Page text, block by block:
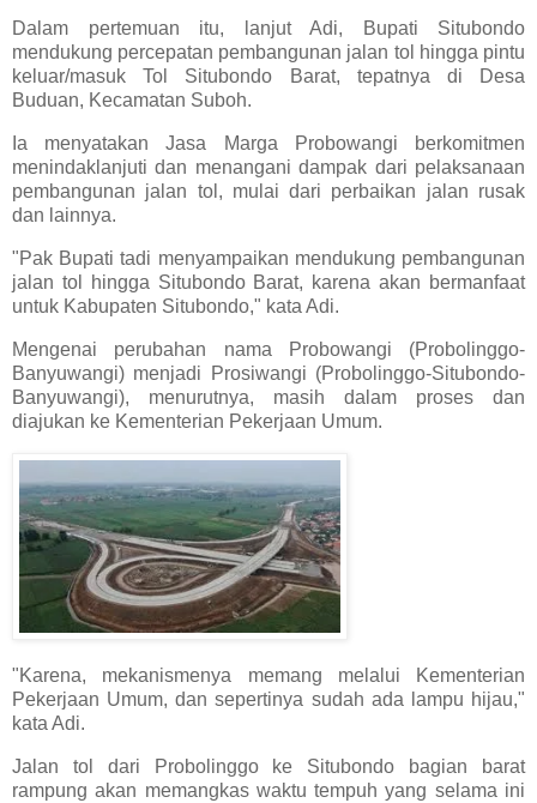
Dalam pertemuan itu, lanjut Adi, Bupati Situbondo
mendukung percepatan pembangunan jalan tol hingga pintu
keluar/masuk Tol Situbondo Barat, tepatnya di Desa
Buduan, Kecamatan Suboh.
Ia menyatakan Jasa Marga Probowangi berkomitmen
menindaklanjuti dan menangani dampak dari pelaksanaan
pembangunan jalan tol, mulai dari perbaikan jalan rusak
dan lainnya.
"Pak Bupati tadi menyampaikan mendukung pembangunan
jalan tol hingga Situbondo Barat, karena akan bermanfaat
untuk Kabupaten Situbondo," kata Adi.
Mengenai perubahan nama Probowangi (Probolinggo-
Banyuwangi) menjadi Prosiwangi (Probolinggo-Situbondo-
Banyuwangi), menurutnya, masih dalam proses dan
diajukan ke Kementerian Pekerjaan Umum.
"Karena, mekanismenya memang melalui Kementerian
Pekerjaan Umum, dan sepertinya sudah ada lampu hijau,"
kata Adi.
Jalan tol dari Probolinggo ke Situbondo bagian barat
rampung akan memangkas waktu tempuh yang selama ini